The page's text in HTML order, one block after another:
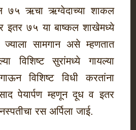
७५ ऋचा ऋग्वेदाच्या शाकल
इतर ७५ या बाष्कल शाखेमध्ये
सामगान असे म्हणतात
विशिष्ट सुरांमध्ये गायल्या
विशिष्ट विधी करतांना
पेयार्पण म्हणून दूध व इतर
रस अर्पिला जाई.